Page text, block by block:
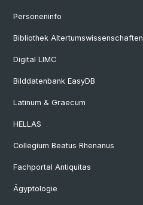
Personeninfo
Bibliothek Altertumswissenschaften
Digital LIMC
Bilddatenbank EasyDB
Latinum & Graecum
HELLAS
Collegium Beatus Rhenanus
Fachportal Antiquitas
Ägyptologie